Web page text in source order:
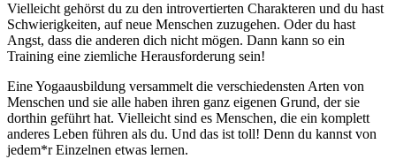
Vielleicht gehörst du zu den introvertierten Charakteren und du hast
Schwierigkeiten, auf neue Menschen zuzugehen. Oder du hast
Angst, dass die anderen dich nicht mögen. Dann kann so ein
Training eine ziemliche Herausforderung sein!
Eine Yogaausbildung versammelt die verschiedensten Arten von
Menschen und sie alle haben ihren ganz eigenen Grund, der sie
dorthin geführt hat. Vielleicht sind es Menschen, die ein komplett
anderes Leben führen als du. Und das ist toll! Denn du kannst von
jedem*r Einzelnen etwas lernen.